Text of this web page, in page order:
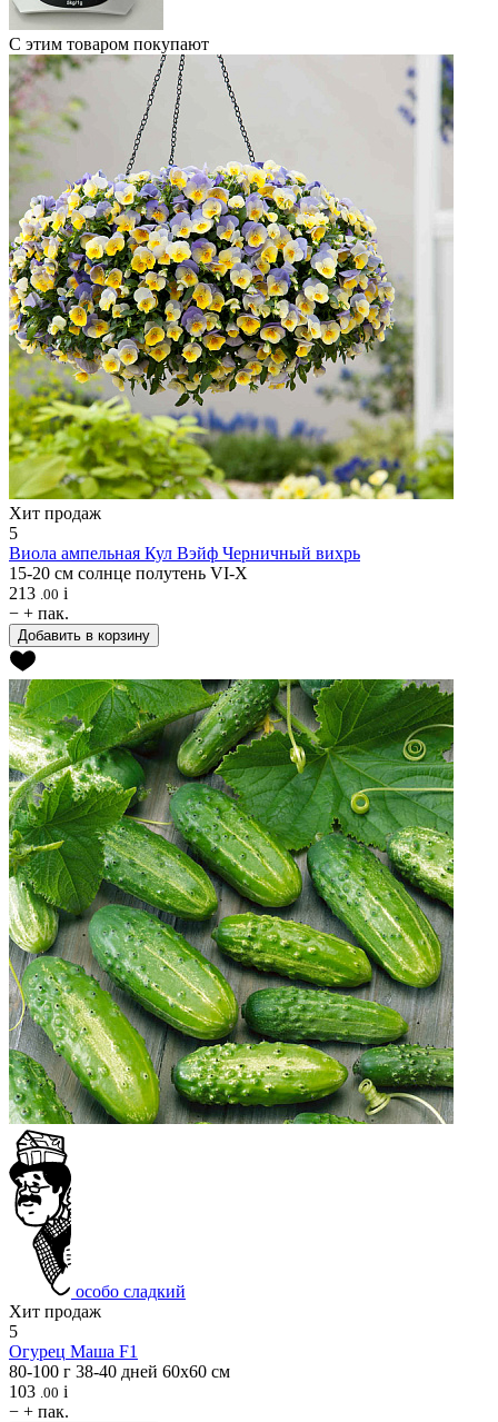
С этим товаром покупают
Хит продаж
5
Виола ампельная Кул Вэйф Черничный вихрь
15-20 см солнце полутень VI-X
213 .00 i
− + пак.
Добавить в корзину
особо сладкий
Хит продаж
5
Огурец Маша F1
80-100 г 38-40 дней 60х60 см
103 .00 i
− + пак.